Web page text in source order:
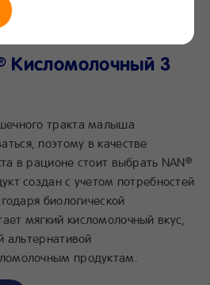
Кисломолочный 3
тракта малыша
поэтому в качестве
в рационе стоит выбрать NAN®
создан с учетом потребностей
биологической
мягкий кисломолочный вкус,
альтернативой
продуктам.